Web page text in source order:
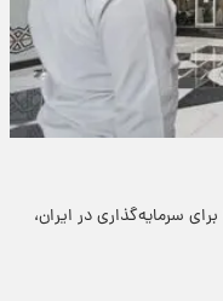
سرمایه‌گذاری در ایران،